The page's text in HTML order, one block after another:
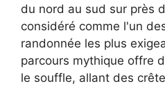
du nord au sud sur près
considéré comme l'un
randonnée les plus
parcours mythique offre
le souffle, allant des